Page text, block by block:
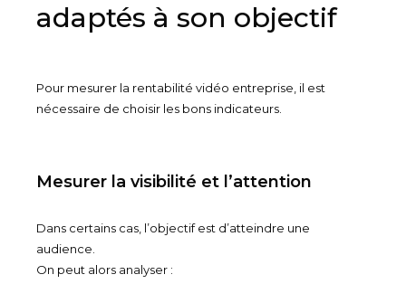
adaptés à son objectif
Pour mesurer la rentabilité vidéo entreprise, il est
nécessaire de choisir les bons indicateurs.
Mesurer la visibilité et l’attention
Dans certains cas, l’objectif est d’atteindre une
audience.
On peut alors analyser :